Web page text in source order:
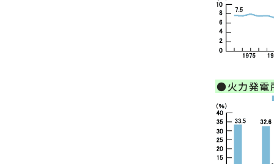
●火力発電